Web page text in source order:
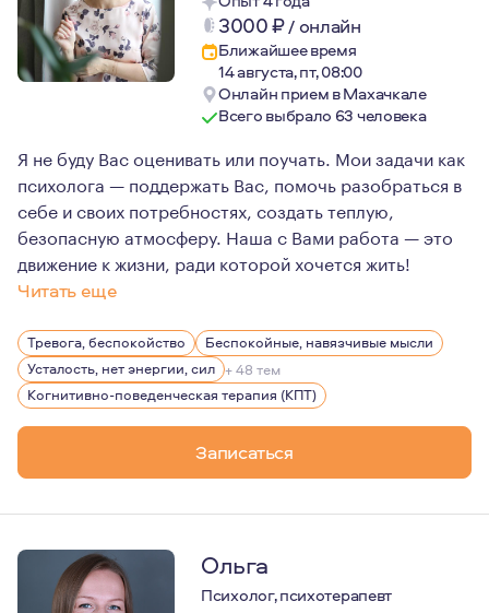
3000₽/ онлайн
Ближайшее время
14 августа, пт, 08:00
Онлайн прием в Махачкале
Всего выбрало 63 человека
Я не буду Вас оценивать или поучать. Мои задачи как
психолога — поддержать Вас, помочь разобраться в
себе и своих потребностях, создать теплую,
безопасную атмосферу. Наша с Вами работа — это
движение к жизни, ради которой хочется жить!
Читать еще
Я практикующий психолог, КПТ и схематерапевт,
Тревога, беспокойство
Беспокойные, навязчивые мысли
Усталость, нет энергии, сил + 48 тем
Когнитивно-поведенческая терапия (КПТ)
Записаться
Ольга
Психолог, психотерапевт